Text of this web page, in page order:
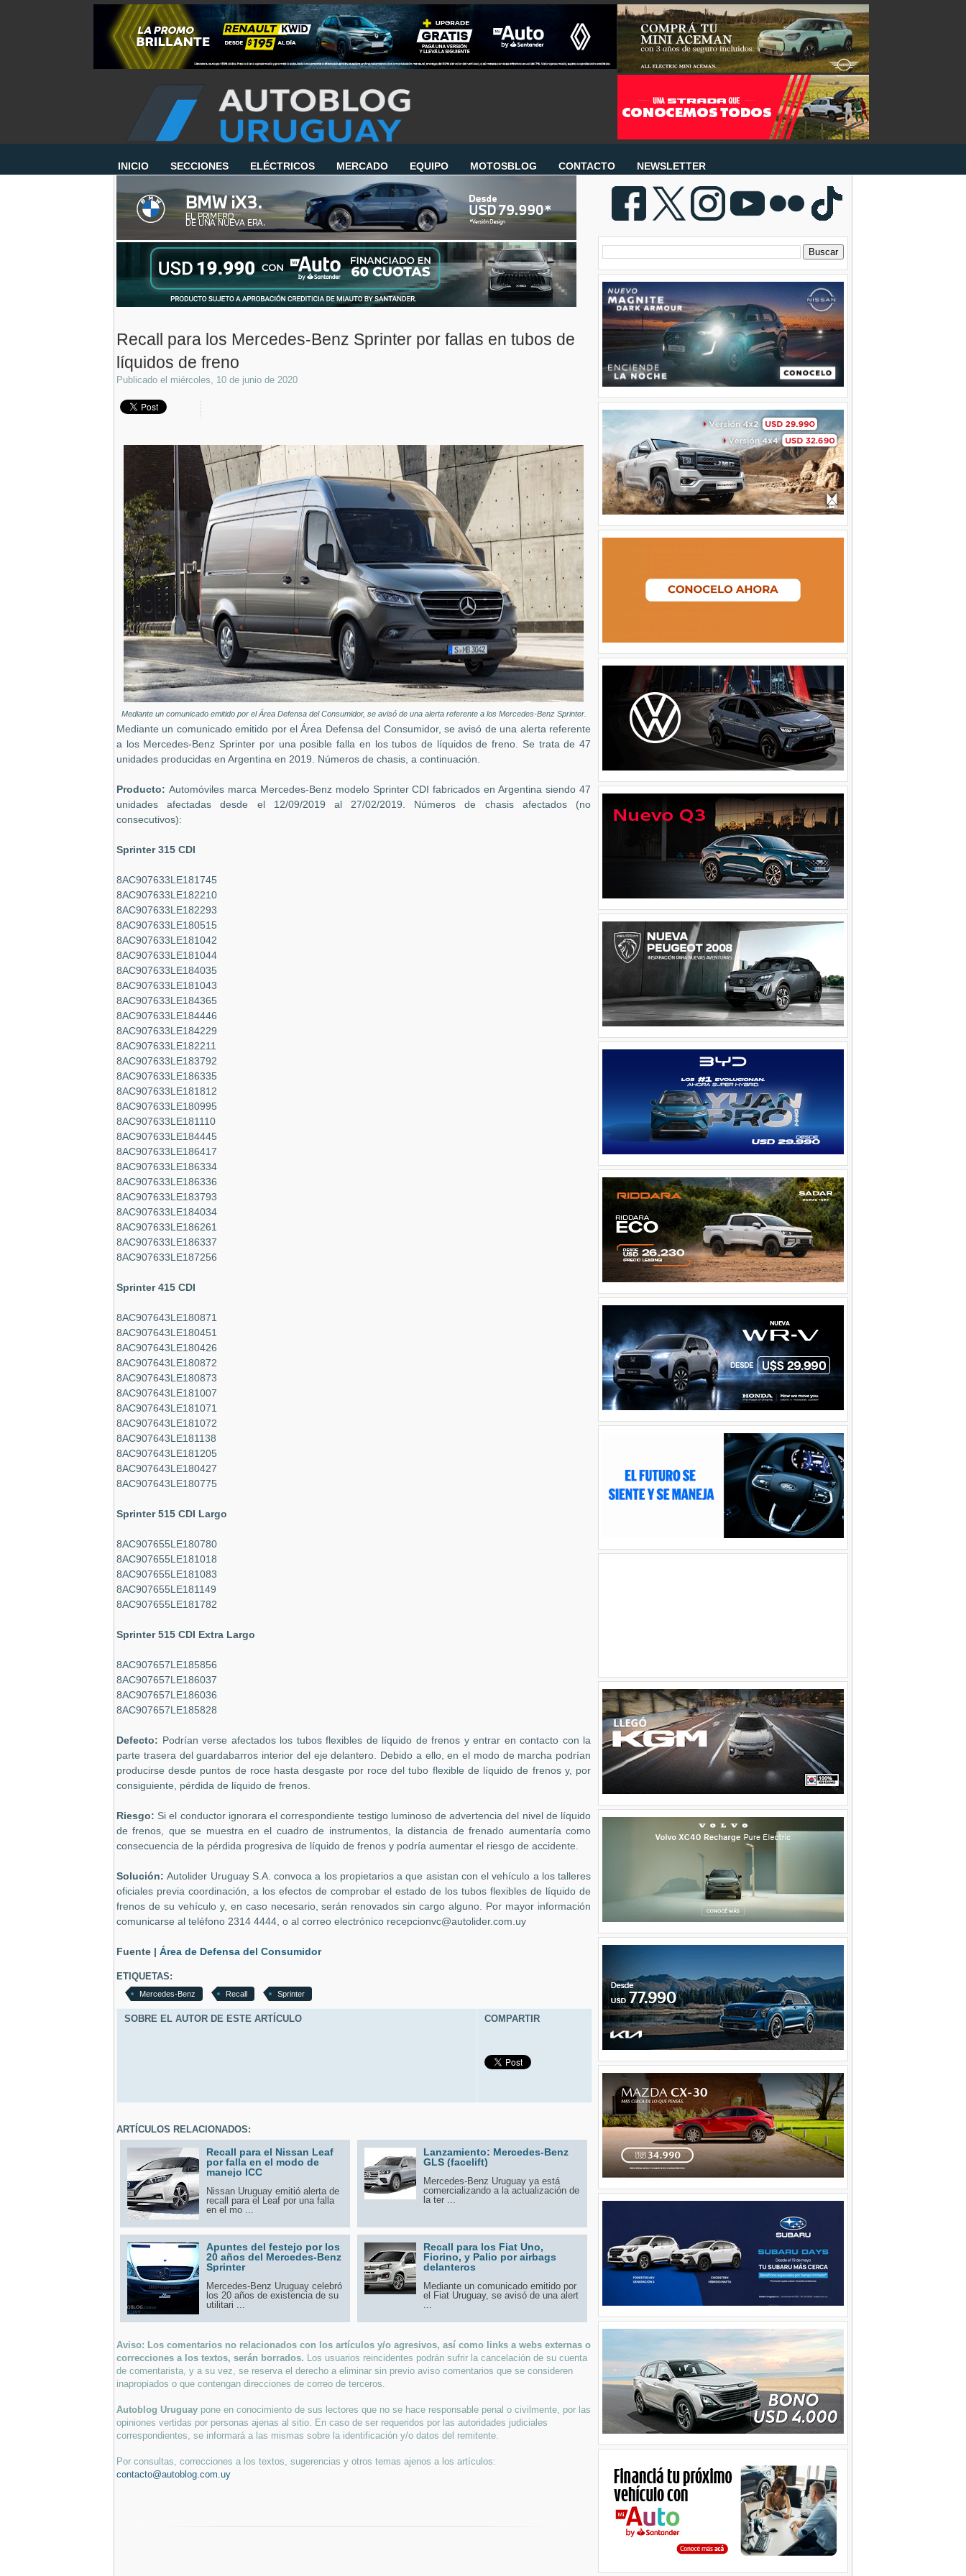
INICIO SECCIONES ELÉCTRICOS MERCADO EQUIPO MOTOSBLOG CONTACTO NEWSLETTER
Recall para los Mercedes-Benz Sprinter por fallas en tubos de
líquidos de freno
Publicado el miércoles, 10 de junio de 2020
Mediante un comunicado emitido por el Área Defensa del Consumidor, se avisó de una alerta referente a los Mercedes-Benz Sprinter.
Mediante un comunicado emitido por el Área Defensa del Consumidor, se avisó de una alerta referente
a los Mercedes-Benz Sprinter por una posible falla en los tubos de líquidos de freno. Se trata de 47
unidades producidas en Argentina en 2019. Números de chasis, a continuación.
Producto: Automóviles marca Mercedes-Benz modelo Sprinter CDI fabricados en Argentina siendo 47
unidades afectadas desde el 12/09/2019 al 27/02/2019. Números de chasis afectados (no
consecutivos):
Sprinter 315 CDI
8AC907633LE181745
8AC907633LE182210
8AC907633LE182293
8AC907633LE180515
8AC907633LE181042
8AC907633LE181044
8AC907633LE184035
8AC907633LE181043
8AC907633LE184365
8AC907633LE184446
8AC907633LE184229
8AC907633LE182211
8AC907633LE183792
8AC907633LE186335
8AC907633LE181812
8AC907633LE180995
8AC907633LE181110
8AC907633LE184445
8AC907633LE186417
8AC907633LE186334
8AC907633LE186336
8AC907633LE183793
8AC907633LE184034
8AC907633LE186261
8AC907633LE186337
8AC907633LE187256
Sprinter 415 CDI
8AC907643LE180871
8AC907643LE180451
8AC907643LE180426
8AC907643LE180872
8AC907643LE180873
8AC907643LE181007
8AC907643LE181071
8AC907643LE181072
8AC907643LE181138
8AC907643LE181205
8AC907643LE180427
8AC907643LE180775
Sprinter 515 CDI Largo
8AC907655LE180780
8AC907655LE181018
8AC907655LE181083
8AC907655LE181149
8AC907655LE181782
Sprinter 515 CDI Extra Largo
8AC907657LE185856
8AC907657LE186037
8AC907657LE186036
8AC907657LE185828
Defecto: Podrían verse afectados los tubos flexibles de líquido de frenos y entrar en contacto con la
parte trasera del guardabarros interior del eje delantero. Debido a ello, en el modo de marcha podrían
producirse desde puntos de roce hasta desgaste por roce del tubo flexible de líquido de frenos y, por
consiguiente, pérdida de líquido de frenos.
Riesgo: Si el conductor ignorara el correspondiente testigo luminoso de advertencia del nivel de líquido
de frenos, que se muestra en el cuadro de instrumentos, la distancia de frenado aumentaría como
consecuencia de la pérdida progresiva de líquido de frenos y podría aumentar el riesgo de accidente.
Solución:Autolider Uruguay S.A. convoca a los propietarios a que asistan con el vehículo a los talleres
oficiales previa coordinación, a los efectos de comprobar el estado de los tubos flexibles de líquido de
frenos de su vehículo y, en caso necesario, serán renovados sin cargo alguno. Por mayor información
comunicarse al teléfono 2314 4444, o al correo electrónico recepcionvc@autolider.com.uy
Fuente | Área de Defensa del Consumidor
ETIQUETAS:
Mercedes-Benz Recall Sprinter
SOBRE EL AUTOR DE ESTE ARTÍCULO COMPARTIR
ARTÍCULOS RELACIONADOS:
Recall para el Nissan Leaf
por falla en el modo de
manejo ICC
Nissan Uruguay emitió alerta de
recall para el Leaf por una falla
en el mo ...
Lanzamiento: Mercedes-Benz
GLS (facelift)
Mercedes-Benz Uruguay ya está
comercializando a la actualización de
la ter ...
Apuntes del festejo por los
20 años del Mercedes-Benz
Sprinter
Mercedes-Benz Uruguay celebró
los 20 años de existencia de su
utilitari ...
Recall para los Fiat Uno,
Fiorino, y Palio por airbags
delanteros
Mediante un comunicado emitido por
el Fiat Uruguay, se avisó de una alert
Aviso: Los comentarios no relacionados con los artículos y/o agresivos, así como links a webs externas o
correcciones a los textos, serán borrados.
Los usuarios reincidentes podrán sufrir la cancelación de su cuenta
de comentarista, y a su vez, se reserva el derecho a eliminar sin previo aviso comentarios que se consideren
inapropiados o que contengan direcciones de correo de terceros.
Autoblog Uruguay pone en conocimiento de sus lectores que no se hace responsable penal o civilmente, por las
opiniones vertidas por personas ajenas al sitio. En caso de ser requeridos por las autoridades judiciales
correspondientes, se informará a las mismas sobre la identificación y/o datos del remitente.
Por consultas, correcciones a los textos, sugerencias y otros temas ajenos a los artículos:
contacto@autoblog.com.uy